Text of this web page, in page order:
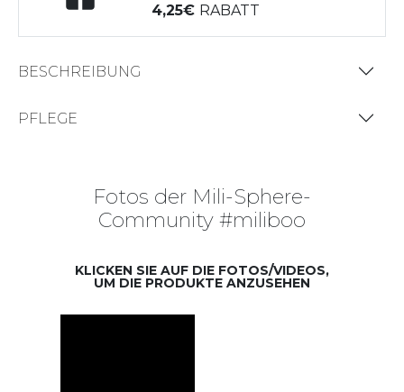
4,25 RABATT
BESCHREIBUNG
PFLEGE
Fotos der Mili-Sphere-
Community #miliboo
KLICKEN SIE AUF DIE FOTOS/VIDEOS,
UM DIE PRODUKTE ANZUSEHEN